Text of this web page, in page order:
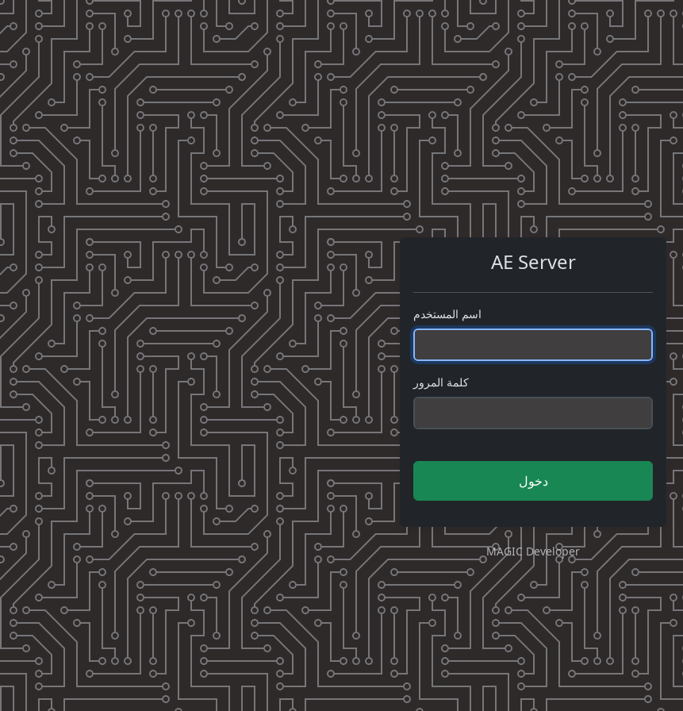
AE Server
اسم المستخدم
كلمة المرور
دخول
MAGIC Developer